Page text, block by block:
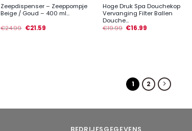
Zeepdispenser – Zeeppompje
Beige / Goud – 400 ml...
€24.99 €21.59
Hoge Druk Spa Douchekop
Vervanging Filter Ballen
Douche...
€19.99 €16.99
1 2